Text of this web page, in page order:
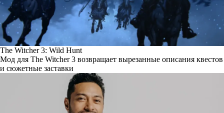
The Witcher 3: Wild Hunt
Мод для The Witcher 3 возвращает вырезанные описания квестов
и сюжетные заставки